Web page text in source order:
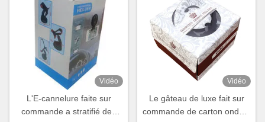
Vidéo
L'E-cannelure faite sur
commande a stratifié des
Vidéo
Le gâteau de luxe fait sur
commande de carton ondulé